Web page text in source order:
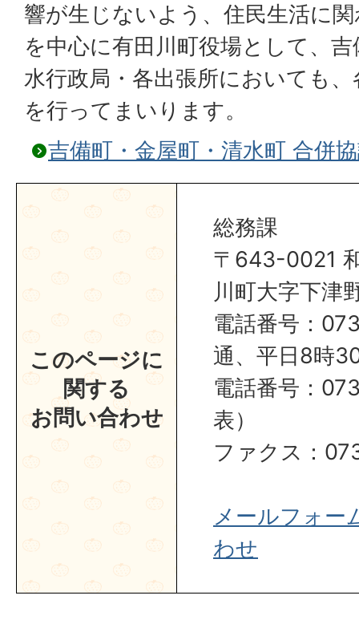
響が生じないよう、住民生活に
を中心に有田川町役場として、
水行政局・各出張所においても
を行ってまいります。
吉備町・金屋町・清水町 合併
このページに
関する
お問い合わせ
総務課
〒643-0021
川町大字下津
電話番号：
通、平日8時
電話番号：
表）
ファクス：
メールフォー
わせ